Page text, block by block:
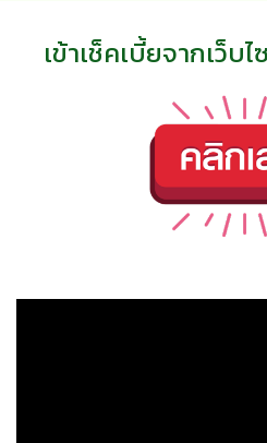
เข้าเช็คเบี้ยจากเว็บ